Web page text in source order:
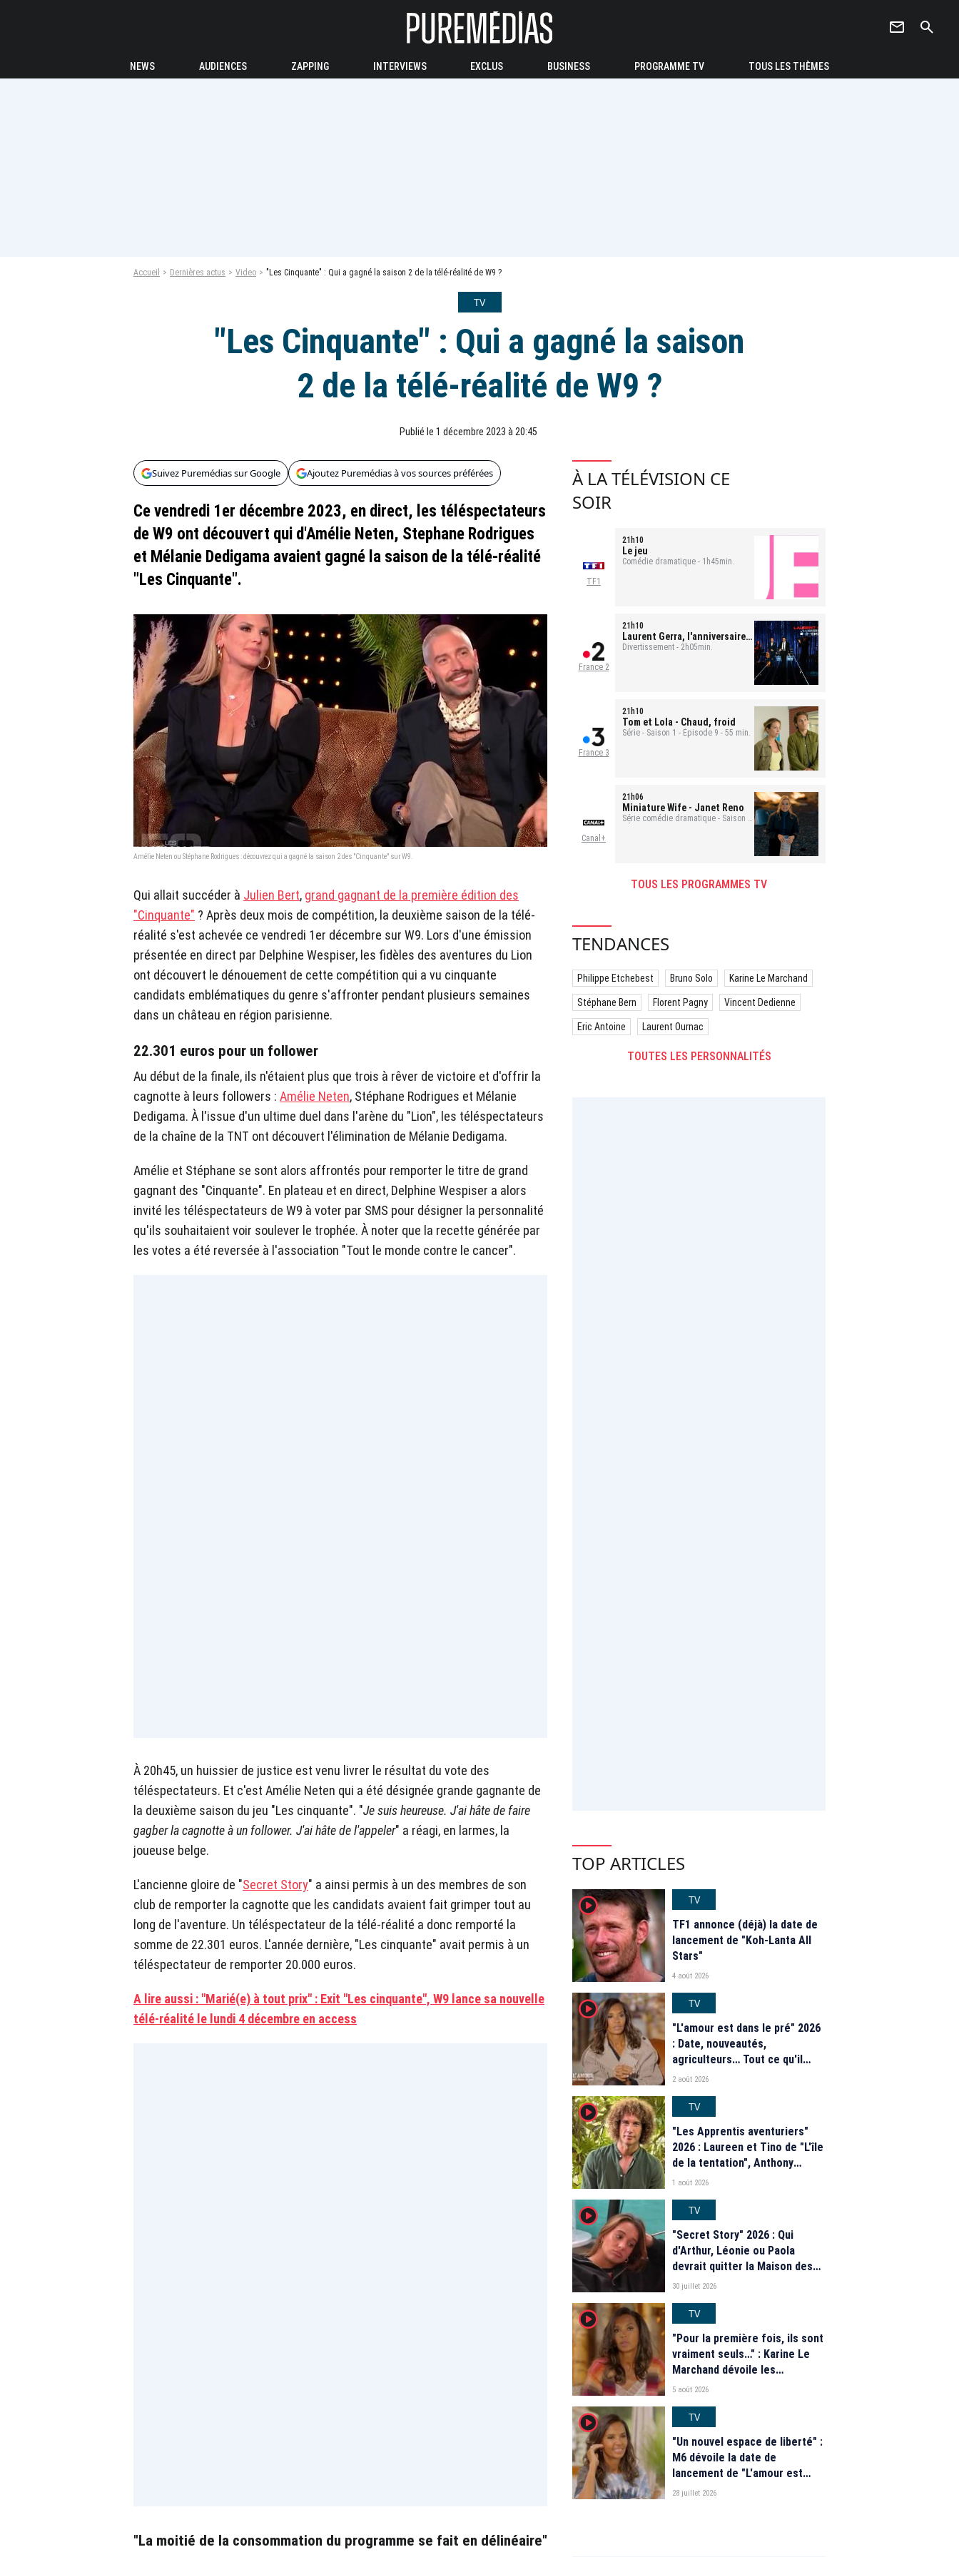
newsletter search
NEWS AUDIENCES ZAPPING INTERVIEWS EXCLUS BUSINESS PROGRAMME TV TOUS LES THÈMES
Accueil Dernières actus Video "Les Cinquante" : Qui a gagné la saison 2 de la télé-réalité de W9 ?
TV
"Les Cinquante" : Qui a gagné la saison
2 de la télé-réalité de W9 ?
Publié le 1 décembre 2023 à 20:45
Suivez Puremédias sur Google Ajoutez Puremédias à vos sources préférées
Ce vendredi 1er décembre 2023, en direct, les téléspectateurs
de W9 ont découvert qui d'Amélie Neten, Stephane Rodrigues
et Mélanie Dedigama avaient gagné la saison de la télé-réalité
"Les Cinquante".
Amélie Neten ou Stéphane Rodrigues : découvrez qui a gagné la saison 2 des "Cinquante" sur W9.
Qui allait succéder à Julien Bert, grand gagnant de la première édition des
"Cinquante" ? Après deux mois de compétition, la deuxième saison de la télé-
réalité s'est achevée ce vendredi 1er décembre sur W9. Lors d'une émission
présentée en direct par Delphine Wespiser, les fidèles des aventures du Lion
ont découvert le dénouement de cette compétition qui a vu cinquante
candidats emblématiques du genre s'affronter pendant plusieurs semaines
dans un château en région parisienne.
22.301 euros pour un follower
Au début de la finale, ils n'étaient plus que trois à rêver de victoire et d'offrir la
cagnotte à leurs followers : Amélie Neten, Stéphane Rodrigues et Mélanie
Dedigama. À l'issue d'un ultime duel dans l'arène du "Lion", les téléspectateurs
de la chaîne de la TNT ont découvert l'élimination de Mélanie Dedigama.
Amélie et Stéphane se sont alors affrontés pour remporter le titre de grand
gagnant des "Cinquante". En plateau et en direct, Delphine Wespiser a alors
invité les téléspectateurs de W9 à voter par SMS pour désigner la personnalité
qu'ils souhaitaient voir soulever le trophée. À noter que la recette générée par
les votes a été reversée à l'association "Tout le monde contre le cancer".
À 20h45, un huissier de justice est venu livrer le résultat du vote des
téléspectateurs. Et c'est Amélie Neten qui a été désignée grande gagnante de
la deuxième saison du jeu "Les cinquante". "Je suis heureuse. J'ai hâte de faire
gagber la cagnotte à un follower. J'ai hâte de l'appeler" a réagi, en larmes, la
joueuse belge.
L'ancienne gloire de "Secret Story" a ainsi permis à un des membres de son
club de remporter la cagnotte que les candidats avaient fait grimper tout au
long de l'aventure. Un téléspectateur de la télé-réalité a donc remporté la
somme de 22.301 euros. L'année dernière, "Les cinquante" avait permis à un
téléspectateur de remporter 20.000 euros.
A lire aussi : "Marié(e) à tout prix" : Exit "Les cinquante", W9 lance sa nouvelle
télé-réalité le lundi 4 décembre en access
"La moitié de la consommation du programme se fait en délinéaire"
À LA TÉLÉVISION CE
SOIR
TF1
21h10
Le jeu
Comédie dramatique - 1h45min.
France 2
21h10
Laurent Gerra, l'anniversaire-
événement
Divertissement - 2h05min.
France 3
21h10
Tom et Lola - Chaud, froid
Série - Saison 1 - Épisode 9 - 55 min.
Canal+
21h06
Miniature Wife - Janet Reno
Série comédie dramatique - Saison 1
TOUS LES PROGRAMMES TV
TENDANCES
Philippe Etchebest Bruno Solo Karine Le Marchand
Stéphane Bern Florent Pagny Vincent Dedienne
Eric Antoine Laurent Ournac
TOUTES LES PERSONNALITÉS
TOP ARTICLES
player2
TV
TF1 annonce (déjà) la date de
lancement de "Koh-Lanta All
Stars"
4 août 2026
player2
TV
"L'amour est dans le pré" 2026
: Date, nouveautés,
agriculteurs… Tout ce qu'il
faut savoir sur la saison 21 du
2 août 2026
player2
TV
"Les Apprentis aventuriers"
2026 : Laureen et Tino de "L'île
de la tentation", Anthony
Matéo, Jade Leboeuf... Le
de la télé-réalité de W9
1 août 2026
player2
TV
"Secret Story" 2026 : Qui
d'Arthur, Léonie ou Paola
devrait quitter la Maison des
secrets ce soir ? Les
30 juillet 2026
player2
TV
"Pour la première fois, ils sont
vraiment seuls…" : Karine Le
Marchand dévoile les
nouveautés des speed dating
2026
5 août 2026
player2
TV
"Un nouvel espace de liberté" :
M6 dévoile la date de
lancement de "L'amour est
dans le pré" 2026 et une
28 juillet 2026